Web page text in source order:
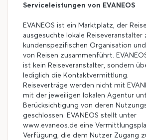
Serviceleistungen von EVANEOS
EVANEOS ist ein Marktplatz, der
ausgesuchte lokale Reiseveranstalter
kundenspezifischen Organisation
von Reisen zusammenführt.
ist kein Reiseveranstalter, sondern
lediglich die Kontaktvermittlung.
Reiseverträge werden nicht mit
mit der jeweiligen lokalen Agentur
Berücksichtigung von deren
geschlossen. EVANEOS stellt unter
www.evaneos.de eine
Verfügung, die dem Nutzer Zugang